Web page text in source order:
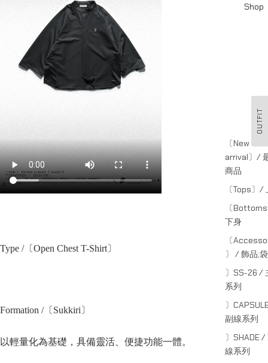
Shop
〔New
arrival〕/
商品
〔Tops〕/
〔
下身
〔
〕 / 飾品;袋
〕SS-26 /
系列
〕
副線系列
〕SHADE /
線系列
OUTFIT
Type /〔Open Chest T-Shirt〕
Formation /〔 Sukkiri 〕
以輕量化為基礎，具備靈活、便捷功能一體。